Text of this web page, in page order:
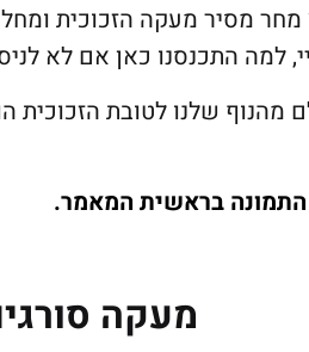
מסיר מעקה הזכוכית
למה התכנסנו כאן אם לא
מהנוף שלנו לטובת
בראשית המאמר.
מעקה